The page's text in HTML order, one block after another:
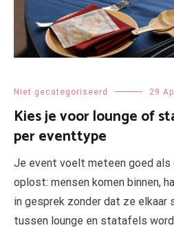
Niet gecategoriseerd 29
Kies je voor lounge of
per eventtype
Je event voelt meteen goed als
oplost: mensen komen binnen,
in gesprek zonder dat ze elkaar
tussen lounge en statafels